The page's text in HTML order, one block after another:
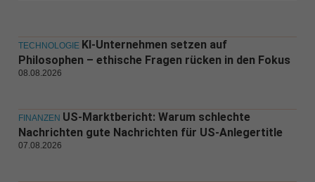
TECHNOLOGIE KI-Unternehmen setzen auf
Philosophen – ethische Fragen rücken in den Fokus
08.08.2026
FINANZEN US-Marktbericht: Warum schlechte
Nachrichten gute Nachrichten für US-Anlegertitle
07.08.2026